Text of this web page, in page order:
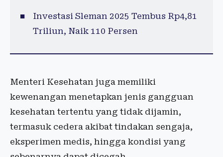
Investasi Sleman 2025 Tembus Rp4,81
Triliun, Naik 110 Persen
Menteri Kesehatan juga memiliki
kewenangan menetapkan jenis gangguan
kesehatan tertentu yang tidak dijamin,
termasuk cedera akibat tindakan sengaja,
eksperimen medis, hingga kondisi yang